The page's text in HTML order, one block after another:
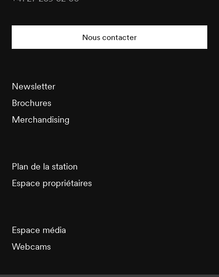
Nous contacter
Newsletter
Brochures
Merchandising
Plan de la station
Espace propriétaires
Espace média
Webcams